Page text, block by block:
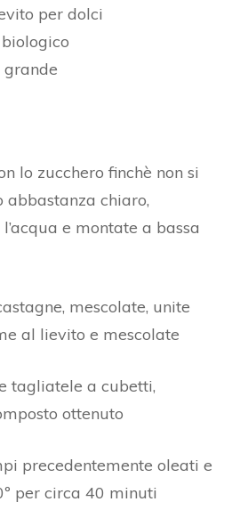
per dolci
lo zucchero finchè non si
chiaro,
e montate a bassa
mescolate, unite
al lievito e mescolate
tagliatele a cubetti,
ottenuto
precedentemente oleati e
per circa 40 minuti